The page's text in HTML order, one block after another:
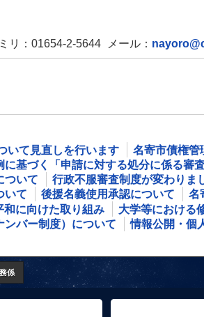
リ：01654-2-5644 メール：
いて見直しを行います
名寄市債権管
基づく「申請に対する処分に係る審
ついて
行政不服審査制度が変わりま
いて
後援名義使用承認について 名
和に向けた取り組み 大学等における
バー制度）について
情報公開・個
係